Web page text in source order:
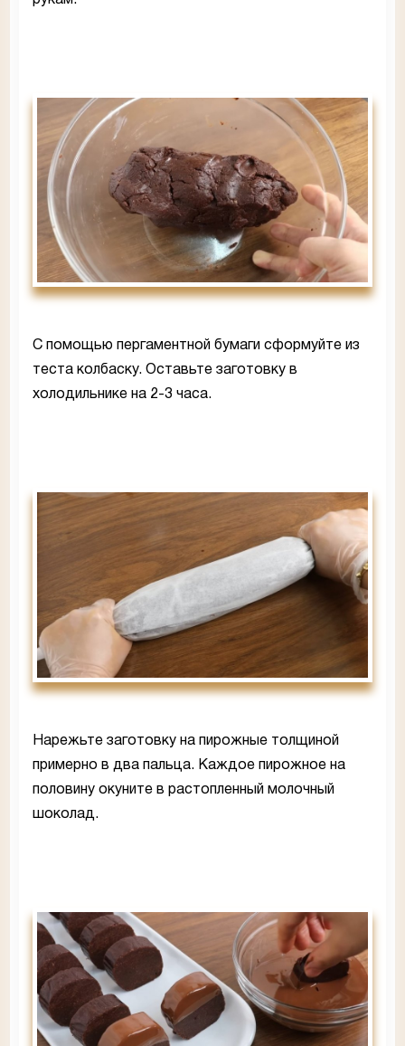
С помощью пергаментной бумаги сформуйте из
теста колбаску. Оставьте заготовку в
холодильнике на 2-3 часа.
Нарежьте заготовку на пирожные толщиной
примерно в два пальца. Каждое пирожное на
половину окуните в растопленный молочный
шоколад.